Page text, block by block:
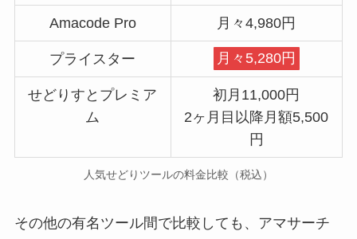
Amacode Pro 月々4,980円
プライスター 月々5,280円
せどりすとプレミア
ム
初月11,000円
2ヶ月目以降月額5,500
円
人気せどりツールの料金比較（税込）
その他の有名ツール間で比較しても、アマサーチ